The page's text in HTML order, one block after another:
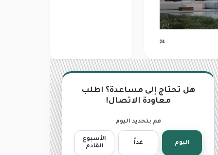
هل تحتاج إلى مساعدة؟ اطلب
معاودة الاتصال!
قم بتحديد اليوم
اليوم غداً
الأسبوع
القادم